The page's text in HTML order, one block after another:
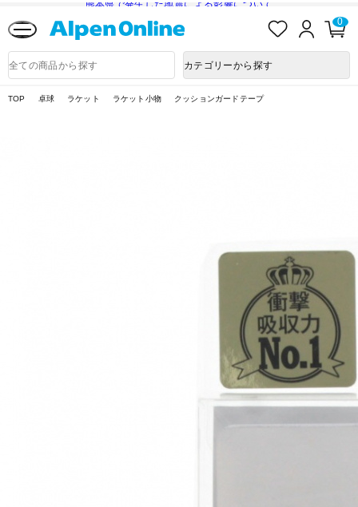
熊本県で発生した地震による影響について
入
ロ
ン
0
品
検
カテゴリーから探す
TOP 卓球 ラケット ラケット小物 クッションガードテープ